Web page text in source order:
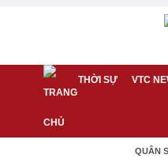
THỜI SỰ VTC
QUÂN